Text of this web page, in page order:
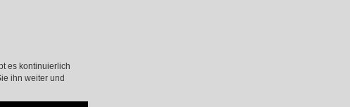
es kontinuierlich
ihn weiter und